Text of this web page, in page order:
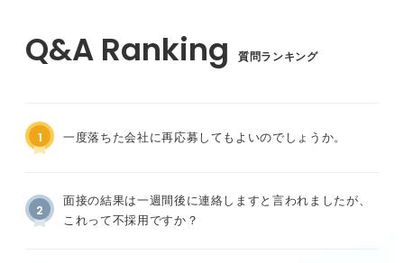
質問ランキング
1 一度落ちた会社に再応募してもよいのでしょうか。
2
面接の結果は一週間後に連絡しますと言われましたが、
これって不採用ですか？